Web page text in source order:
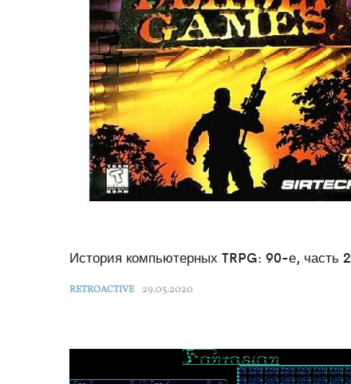
История компьютерных TRPG: 90-е, часть 2
RETROACTIVE 29.05.2020